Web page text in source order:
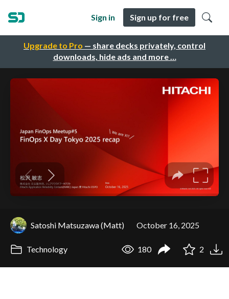
Upgrade to Pro — share decks privately, control
downloads, hide ads and more …
Sign in Sign up for free
Satoshi Matsuzawa (Matt) October 16, 2025
Technology 180 2